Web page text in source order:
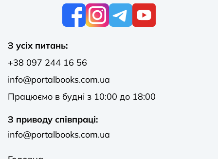
З усіх питань:
+38 097 244 16 56
info@portalbooks.com.ua
Працюємо в будні з 10:00 до 18:00
З приводу співпраці:
info@portalbooks.com.ua